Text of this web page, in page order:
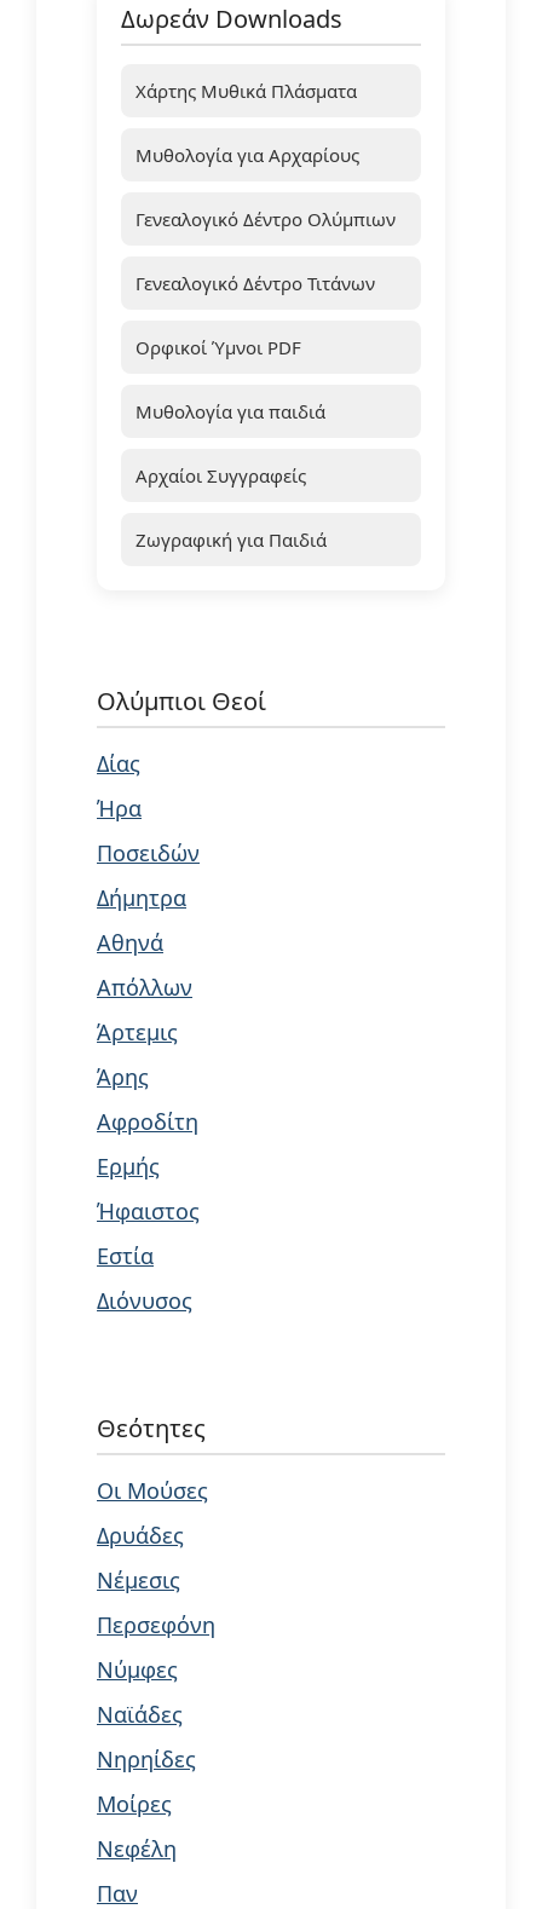
Δωρεάν Downloads
Χάρτης Μυθικά Πλάσματα
Μυθολογία για Αρχαρίους
Γενεαλογικό Δέντρο Ολύμπιων
Γενεαλογικό Δέντρο Τιτάνων
Ορφικοί Ύμνοι PDF
Μυθολογία για παιδιά
Αρχαίοι Συγγραφείς
Ζωγραφική για Παιδιά
Ολύμπιοι Θεοί
Δίας
Ήρα
Ποσειδών
Δήμητρα
Αθηνά
Απόλλων
Άρτεμις
Άρης
Αφροδίτη
Ερμής
Ήφαιστος
Εστία
Διόνυσος
Θεότητες
Οι Μούσες
Δρυάδες
Νέμεσις
Περσεφόνη
Νύμφες
Ναϊάδες
Νηρηίδες
Μοίρες
Νεφέλη
Παν